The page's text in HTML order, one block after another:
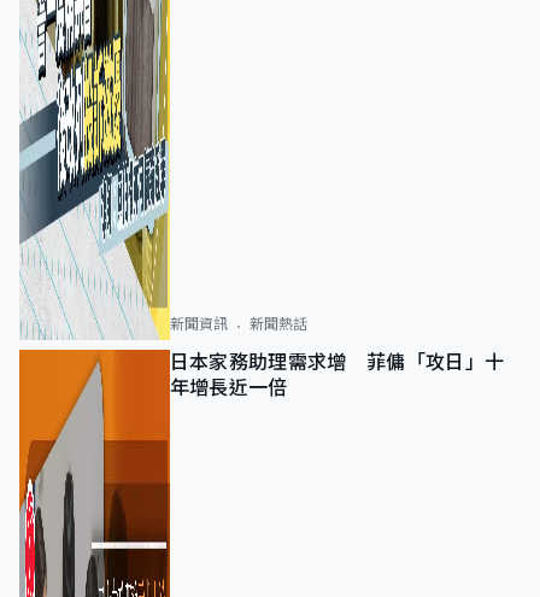
新聞資訊 新聞熱話
日本家務助理需求增 菲傭「攻日」十
年增長近一倍